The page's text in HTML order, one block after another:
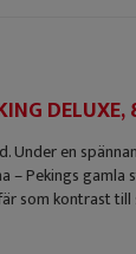
DELUXE,
en
Pekings
som kontrast